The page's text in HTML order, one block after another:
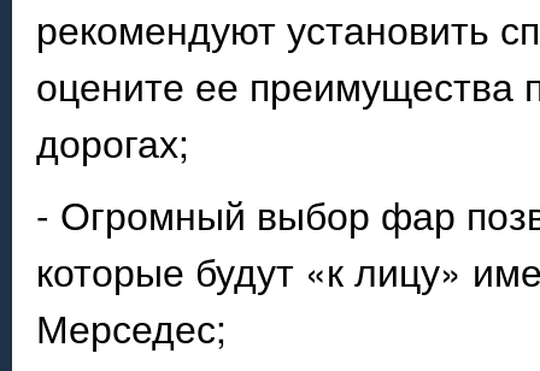
рекомендуют установить
оцените ее преимущества
дорогах;
- Огромный выбор фар
которые будут «к лицу»
Мерседес;